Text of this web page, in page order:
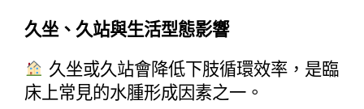
久坐、久站與生活型態影響
久坐或久站會降低下肢循環效率，是臨
床上常見的水腫形成因素之一。